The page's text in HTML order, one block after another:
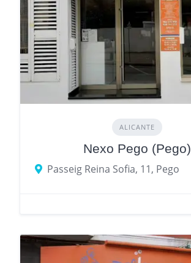
ALICANTE
Nexo Pego (Pego)
Passeig Reina Sofia, 11, Pego